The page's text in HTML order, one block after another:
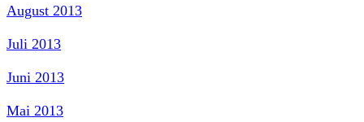
August 2013
Juli 2013
Juni 2013
Mai 2013